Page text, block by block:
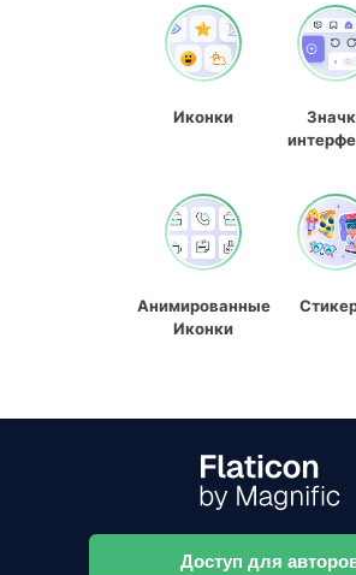
Иконки
Анимированные
Иконки
Доступ для